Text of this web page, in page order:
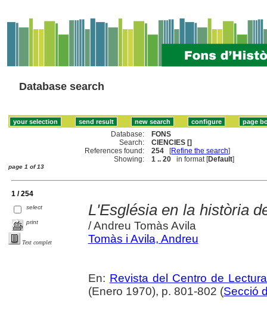
Database search
Database:
FONS
Search:
CIENCIES []
References found:
254 [Refine the search]
Showing:
1 .. 20 in format [Default]
page 1 of 13
1 / 254
select
print
Text complet
L'Església en la història
/ Andreu Tomàs Avila
Tomàs i Avila, Andreu
En: Revista del Centro de
(Enero 1970), p. 801-802 (Secció